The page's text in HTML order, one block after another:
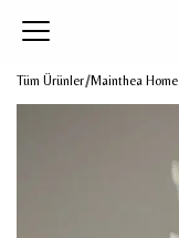
Tüm Ürünler Mainthea Home